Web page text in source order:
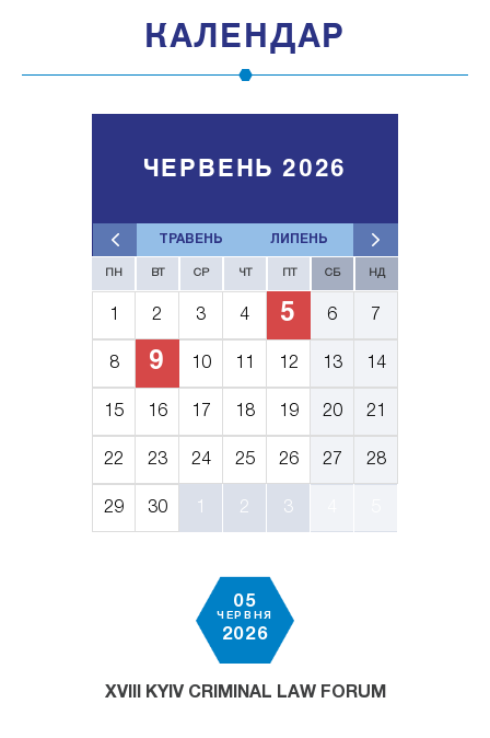
КАЛЕНДАР
ТРАВЕНЬ ЛИПЕНЬ
ЧЕРВЕНЬ 2026
ПН ВТ СР ЧТ ПТ СБ НД
1 2 3 4 5 6 7
8 9 10 11 12 13 14
15 16 17 18 19 20 21
22 23 24 25 26 27 28
29 30 1 2 3
05
ЧЕРВНЯ
2026
XVIII KYIV CRIMINAL LAW FORUM